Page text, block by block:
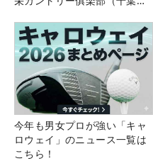
今年も男女プロが強い「キャ
ロウェイ」のニュース一覧は
こちら！